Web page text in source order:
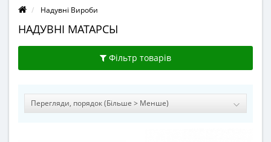
Надувні Вироби
НАДУВНІ МАТАРСЫ
Фільтр товарів